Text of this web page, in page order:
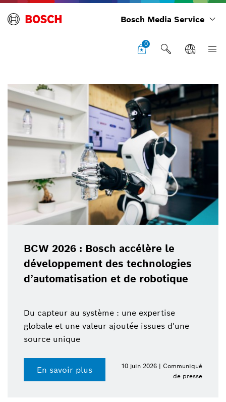
Bosch Media Service
0
BCW 2026 : Bosch accélère le
développement des technologies
d’automatisation et de robotique
Du capteur au système : une expertise
globale et une valeur ajoutée issues d'une
source unique
En savoir plus
10 juin 2026 | Communiqué
de presse